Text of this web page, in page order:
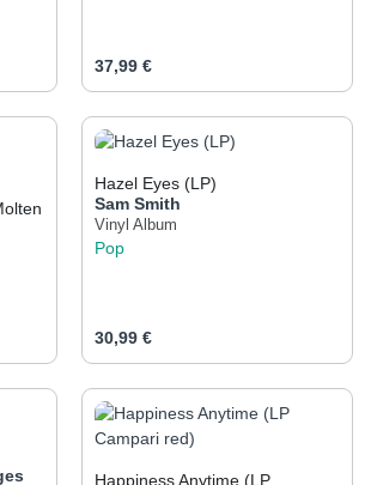
Schaltflächen um die
ein oder benutze die
Gib den gewünschten
Regulärer Preis:
37,99 €
Produkt Anzahl: Gib
Schaltflächen um die
ein oder benutze die
Gib den gewünschten
Hazel Eyes (LP)
Sam Smith
Vinyl Album
Pop
Regulärer Preis:
30,99 €
Produkt Anzahl: Gib
Happiness Anytime (LP